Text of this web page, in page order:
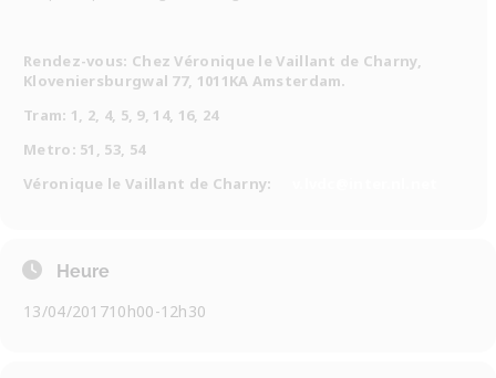
Rendez-vous: Chez Véronique le Vaillant de Charny,
Kloveniersburgwal 77, 1011KA Amsterdam.
Tram: 1, 2, 4, 5, 9, 14, 16, 24
Metro: 51, 53, 54
Véronique le Vaillant de Charny:
Heure
13/04/201710h00-12h30